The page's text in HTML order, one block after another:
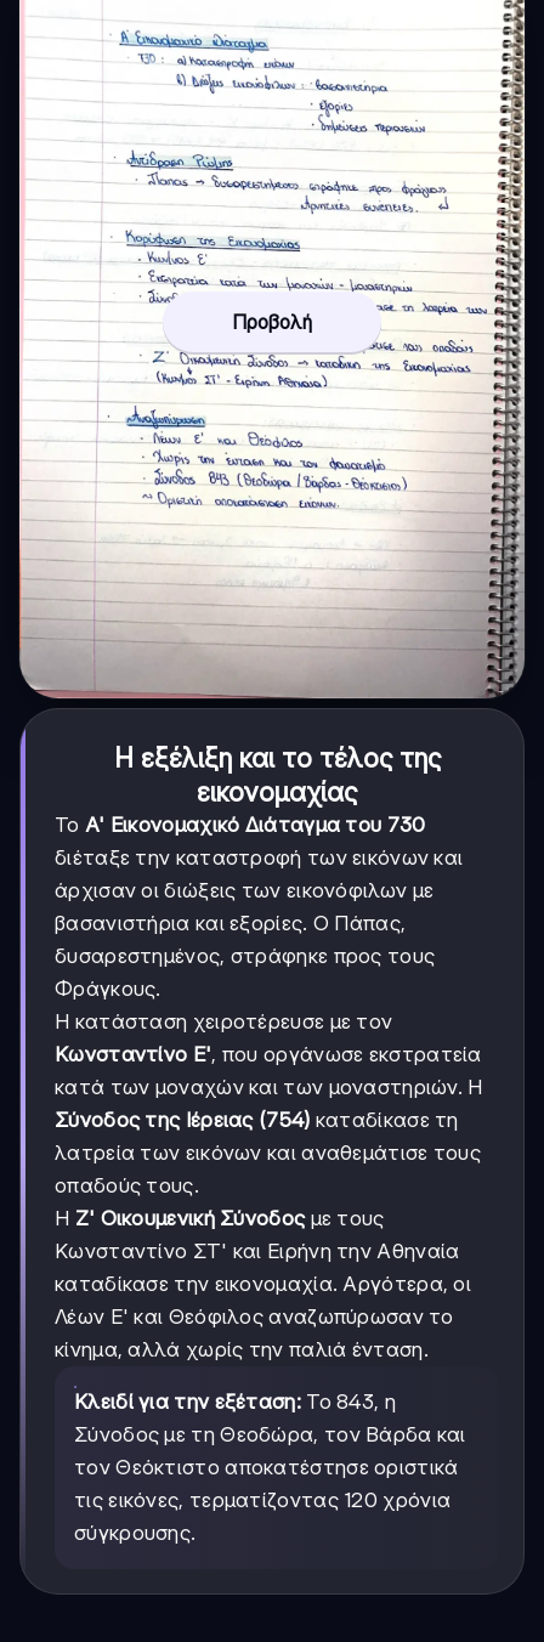
Προβολή
Η εξέλιξη και το τέλος της
εικονομαχίας
Το Α' Εικονομαχικό Διάταγμα του 730
διέταξε την καταστροφή των εικόνων και
άρχισαν οι διώξεις των εικονόφιλων με
βασανιστήρια και εξορίες. Ο Πάπας,
δυσαρεστημένος, στράφηκε προς τους
Φράγκους.
Η κατάσταση χειροτέρευσε με τον
Κωνσταντίνο Ε', που οργάνωσε εκστρατεία
κατά των μοναχών και των μοναστηριών. Η
Σύνοδος της Ιέρειας (754) καταδίκασε τη
λατρεία των εικόνων και αναθεμάτισε τους
οπαδούς τους.
Η Ζ' Οικουμενική Σύνοδοςμε τους
Κωνσταντίνο ΣΤ' και Ειρήνη την Αθηναία
καταδίκασε την εικονομαχία. Αργότερα, οι
Λέων Ε' και Θεόφιλος αναζωπύρωσαν το
κίνημα, αλλά χωρίς την παλιά ένταση.
Κλειδί για την εξέταση:Το 843, η
Σύνοδος με τη Θεοδώρα, τον Βάρδα και
τον Θεόκτιστο αποκατέστησε οριστικά
τις εικόνες, τερματίζοντας 120 χρόνια
σύγκρουσης.